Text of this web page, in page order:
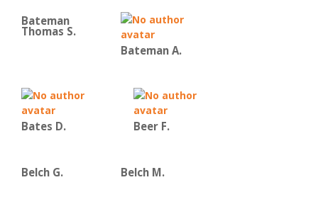
Bateman
Thomas S.
Bateman Α.
Bates D. Beer F.
Belch G. Belch M.